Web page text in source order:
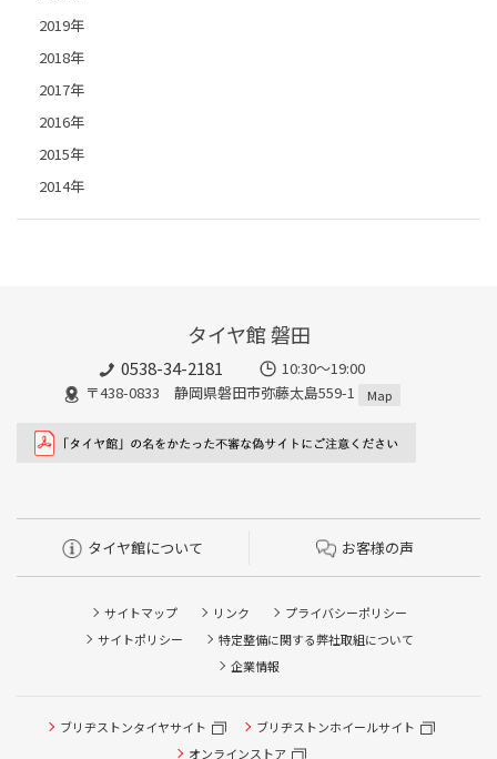
2019年
2018年
2017年
2016年
2015年
2014年
タイヤ館 磐田
0538-34-2181
10:30～19:00
〒438-0833 静岡県磐田市弥藤太島559-1
Map
タイヤ館について お客様の声
サイトマップ リンク
プライバシーポリシー
サイトポリシー
特定整備に関する弊社取組について
企業情報
ブリヂストンタイヤサイト
ブリヂストンホイールサイト
オンラインストア
タイヤ点検・安全点検/タイヤ履き替え/オイル交換/その他
ピット作業の予約